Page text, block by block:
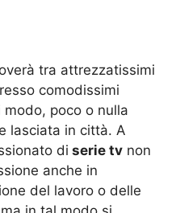
tra attrezzatissimi
comodissimi
poco o nulla
lasciata in città. A
di serie tv non
anche in
del lavoro o delle